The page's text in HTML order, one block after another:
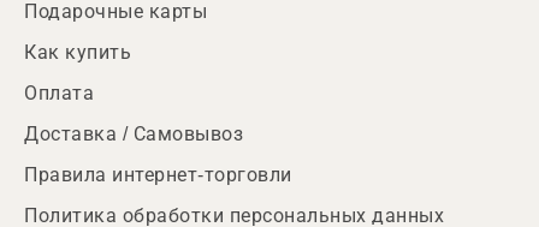
Подарочные карты
Как купить
Оплата
Доставка / Самовывоз
Правила интернет-торговли
Политика обработки персональных данных